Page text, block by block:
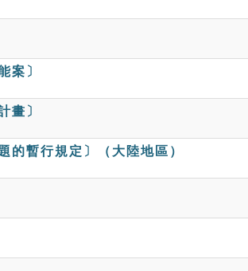
案〕
畫〕
的暫行規定〕（大陸地區）